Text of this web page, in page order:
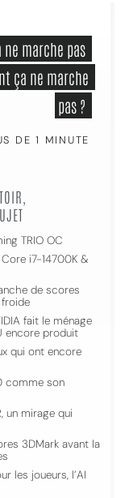
ça ne marche
pas ?
DE 1 MINUTE
TRIO OC
i7-14700K &
de scores
fait le ménage
encore produit
qui ont encore
comme son
un mirage qui
3DMark avant la
les joueurs, l’AI